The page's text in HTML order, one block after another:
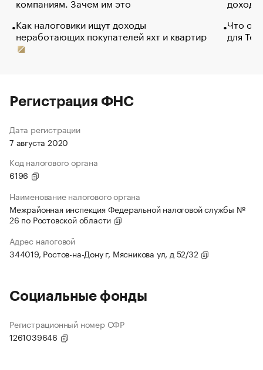
Как налоговики ищут доходы
неработающих покупателей яхт и квартир
Что
для
Регистрация ФНС
Дата регистрации
7 августа 2020
Код налогового органа
6196
Наименование налогового органа
Межрайонная инспекция Федеральной налоговой службы №
26 по Ростовской области
Адрес налоговой
344019, Ростов-на-Дону г, Мясникова ул, д 52/32
Социальные фонды
Регистрационный номер СФР
1261039646